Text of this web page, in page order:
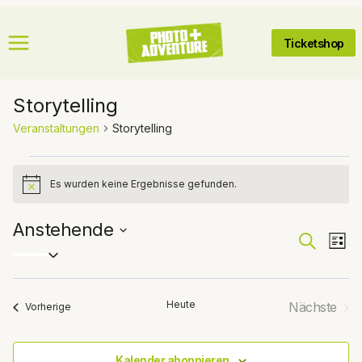
Inhalt
springen
Ticketshop
Storytelling
Veranstaltungen Storytelling
Veranstaltungen
HinweisEs wurden keine Ergebnisse gefunden.
Suche
und
SucheListe
Anstehende
Datum
wählen.
Vorherige Heute
Nächste